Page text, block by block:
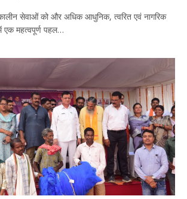
सेवाओं को और अधिक आधुनिक, त्वरित एवं नागरिक
एक महत्वपूर्ण पहल…